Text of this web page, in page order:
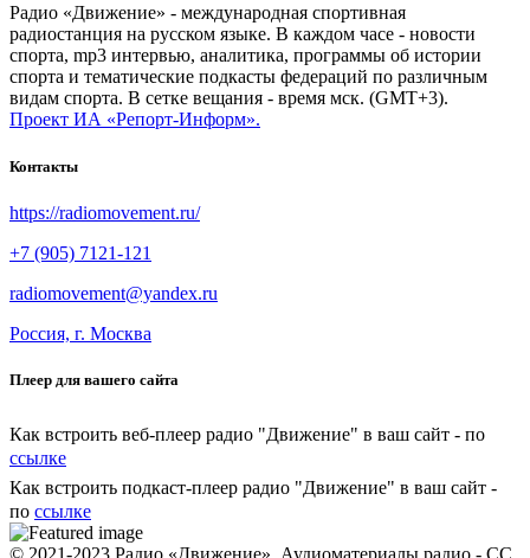
Радио «Движение» - международная спортивная
радиостанция на русском языке. В каждом часе - новости
спорта, mp3 интервью, аналитика, программы об истории
спорта и тематические подкасты федераций по различным
видам спорта. В сетке вещания - время мск. (GMT+3).
Проект ИА «Репорт-Информ».
Контакты
https://radiomovement.ru/
+7 (905) 7121-121
radiomovement@yandex.ru
Россия, г. Москва
Плеер для вашего сайта
Как встроить веб-плеер радио "Движение" в ваш сайт - по
ссылке
Как встроить подкаст-плеер радио "Движение" в ваш сайт -
по ссылке
© 2021-2023 Радио «Движение». Аудиоматериалы радио - CC